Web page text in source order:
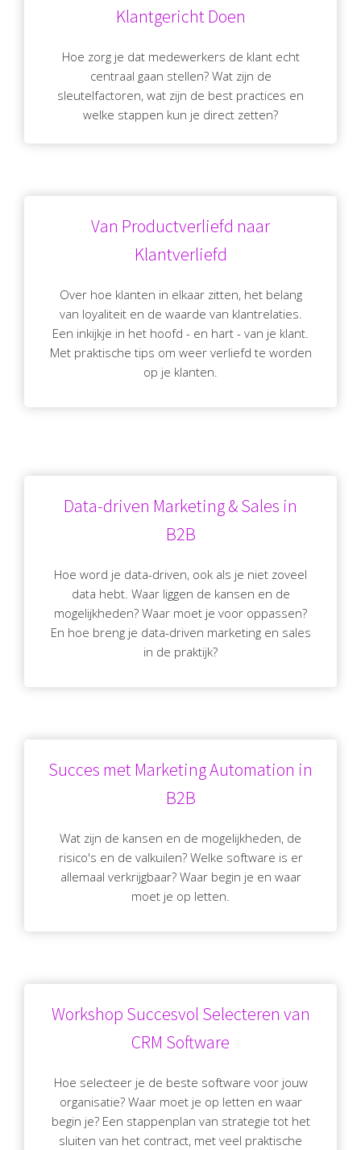
Klantgericht Doen
Hoe zorg je dat medewerkers de klant echt
centraal gaan stellen? Wat zijn de
sleutelfactoren, wat zijn de best practices en
welke stappen kun je direct zetten?
Van Productverliefd naar
Klantverliefd
Over hoe klanten in elkaar zitten, het belang
van loyaliteit en de waarde van klantrelaties.
Een inkijkje in het hoofd - en hart - van je klant.
Met praktische tips om weer verliefd te worden
op je klanten.
Data-driven Marketing & Sales in
B2B
Hoe word je data-driven, ook als je niet zoveel
data hebt. Waar liggen de kansen en de
mogelijkheden? Waar moet je voor oppassen?
En hoe breng je data-driven marketing en sales
in de praktijk?
Succes met Marketing Automation in
B2B
Wat zijn de kansen en de mogelijkheden, de
risico's en de valkuilen? Welke software is er
allemaal verkrijgbaar? Waar begin je en waar
moet je op letten.
Workshop Succesvol Selecteren van
CRM Software
Hoe selecteer je de beste software voor jouw
organisatie? Waar moet je op letten en waar
begin je? Een stappenplan van strategie tot het
sluiten van het contract, met veel praktische